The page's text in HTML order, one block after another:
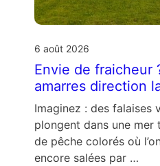
6 août 2026
Envie de fraicheur
amarres direction
Imaginez : des falaises
plongent dans une
de pêche colorés où
encore salées par …